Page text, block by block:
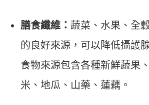
膳食纖維： 蔬菜、水果、全
的良好來源，可以降低攝護
食物來源包含各種新鮮蔬果
米、地瓜、山藥、蓮藕。